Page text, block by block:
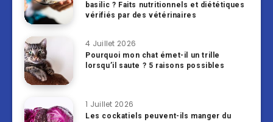
basilic ? Faits nutritionnels et diététiques
vérifiés par des vétérinaires
4 Juillet 2026
Pourquoi mon chat émet-il un trille
lorsqu’il saute ? 5 raisons possibles
1 Juillet 2026
Les cockatiels peuvent-ils manger du